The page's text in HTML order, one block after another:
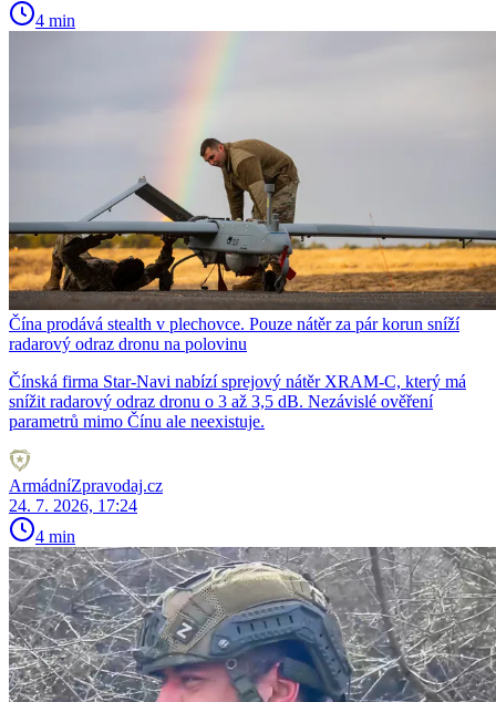
4 min
Čína prodává stealth v plechovce. Pouze nátěr za pár korun sníží
radarový odraz dronu na polovinu
Čínská firma Star-Navi nabízí sprejový nátěr XRAM-C, který má
snížit radarový odraz dronu o 3 až 3,5 dB. Nezávislé ověření
parametrů mimo Čínu ale neexistuje.
ArmádníZpravodaj.cz
24. 7. 2026, 17:24
4 min